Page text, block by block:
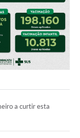
a curtir esta